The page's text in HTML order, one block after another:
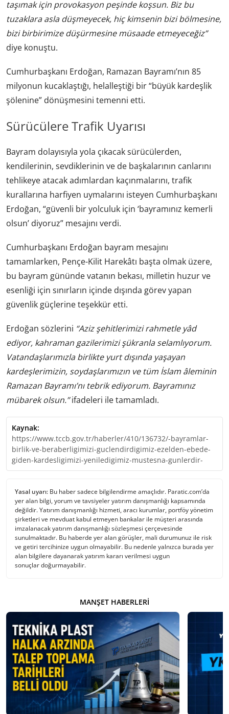
taşımak için provokasyon peşinde koşsun. Biz bu
tuzaklara asla düşmeyecek, hiç kimsenin bizi bölmesine,
bizi birbirimize düşürmesine müsaade etmeyeceğiz”
diye konuştu.
Cumhurbaşkanı Erdoğan, Ramazan Bayramı’nın 85
milyonun kucaklaştığı, helalleştiği bir “büyük kardeşlik
şölenine” dönüşmesini temenni etti.
Sürücülere Trafik Uyarısı
Bayram dolayısıyla yola çıkacak sürücülerden,
kendilerinin, sevdiklerinin ve de başkalarının canlarını
tehlikeye atacak adımlardan kaçınmalarını, trafik
kurallarına harfiyen uymalarını isteyen Cumhurbaşkanı
Erdoğan, “güvenli bir yolculuk için ‘bayramınız kemerli
olsun’ diyoruz” mesajını verdi.
Cumhurbaşkanı Erdoğan bayram mesajını
tamamlarken, Pençe-Kilit Harekâtı başta olmak üzere,
bu bayram gününde vatanın bekası, milletin huzur ve
esenliği için sınırların içinde dışında görev yapan
güvenlik güçlerine teşekkür etti.
Erdoğan sözlerini “Aziz şehitlerimizi rahmetle yâd
ediyor, kahraman gazilerimizi şükranla selamlıyorum.
Vatandaşlarımızla birlikte yurt dışında yaşayan
kardeşlerimizin, soydaşlarımızın ve tüm İslam âleminin
Ramazan Bayramı’nı tebrik ediyorum. Bayramınız
mübarek olsun.”ifadeleri ile tamamladı.
Kaynak:
https://www.tccb.gov.tr/haberler/410/136732/-bayramlar-
birlik-ve-beraberligimizi-guclendirdigimiz-ezelden-ebede-
giden-kardesligimizi-yeniledigimiz-mustesna-gunlerdir-
Yasal uyarı: Bu haber sadece bilgilendirme amaçlıdır. Paratic.com’da
yer alan bilgi, yorum ve tavsiyeler yatırım danışmanlığı kapsamında
değildir. Yatırım danışmanlığı hizmeti, aracı kurumlar, portföy yönetim
şirketleri ve mevduat kabul etmeyen bankalar ile müşteri arasında
imzalanacak yatırım danışmanlığı sözleşmesi çerçevesinde
sunulmaktadır. Bu haberde yer alan görüşler, mali durumunuz ile risk
ve getiri tercihinize uygun olmayabilir. Bu nedenle yalnızca burada yer
alan bilgilere dayanarak yatırım kararı verilmesi uygun
sonuçlar doğurmayabilir.
MANŞET HABERLERI